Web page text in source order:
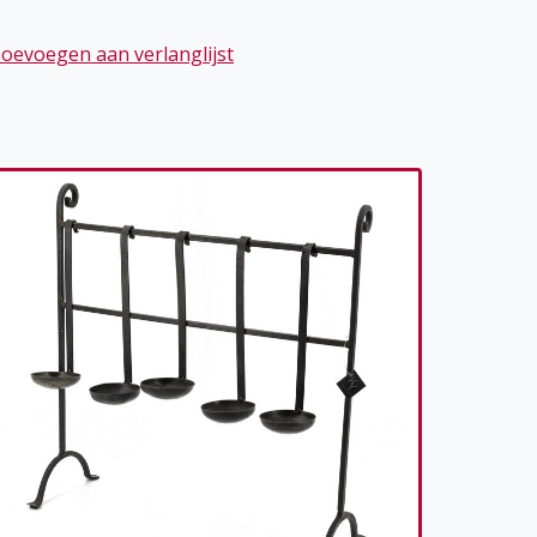
aan verlanglijst